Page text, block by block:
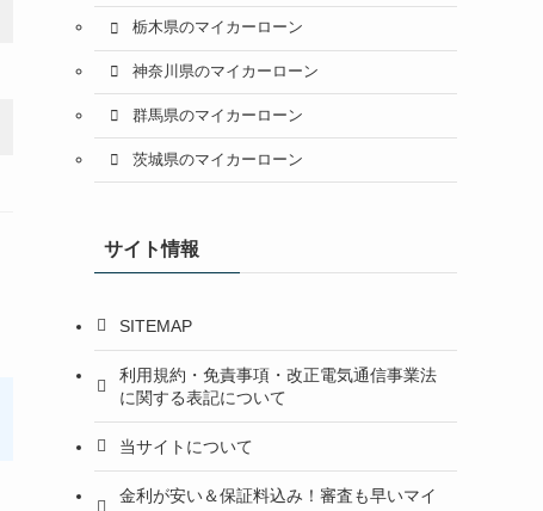
栃木県のマイカーローン
神奈川県のマイカーローン
群馬県のマイカーローン
茨城県のマイカーローン
サイト情報
SITEMAP
利用規約・免責事項・改正電気通信事業法
に関する表記について
当サイトについて
金利が安い＆保証料込み！審査も早いマイ